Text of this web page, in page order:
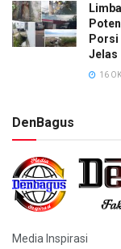
Porsi
Jelas
16
DenBagus
Media Inspirasi